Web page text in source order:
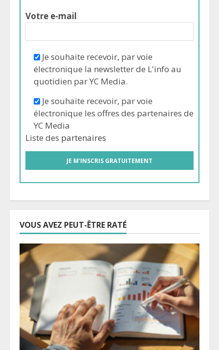
Votre e-mail
Je souhaite recevoir, par voie
électronique la newsletter de L'info au
quotidien par YC Media.
Je souhaite recevoir, par voie
électronique les offres des partenaires de
YC Media
Liste des partenaires
VOUS AVEZ PEUT-ÊTRE RATÉ